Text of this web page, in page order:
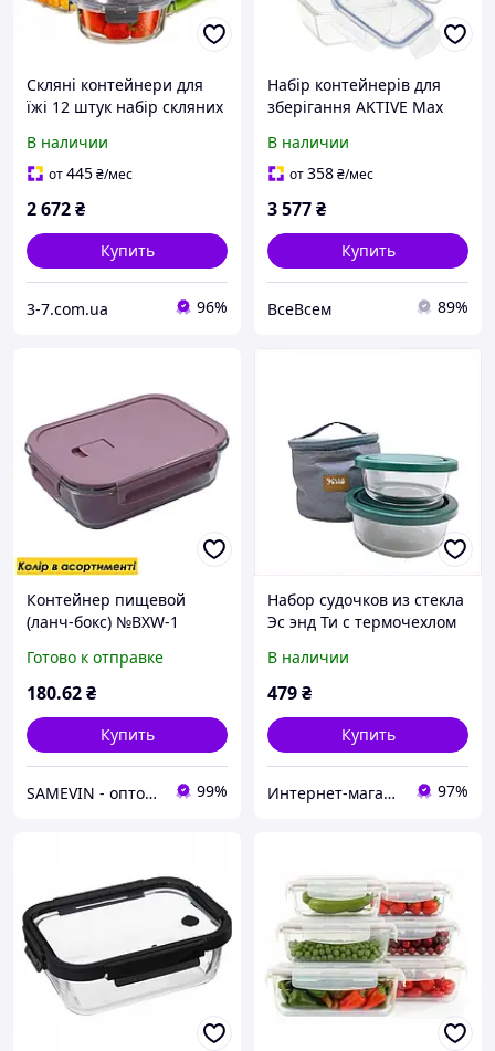
Скляні контейнери для
їжі 12 штук набір скляних
ланчбокс
В наличии
от445₴/мес
2 672₴
Купить
3-7.com.ua 96%
Набір контейнерів для
зберігання AKTIVE Max
скляних контейнерів,
скляні ланч-бокси для
В наличии
от358₴/мес
3 577₴
Купить
ВсеВсем 89%
Контейнер пищевой
(ланч-бокс) №BXW-1
крышка 1040мл,Судочек
пищевой
Готово к отправке
180.62₴
Купить
SAMEVIN - оптово-розничный интернет-магазин 99%
Набор судочков из стекла
Эс энд Ти с термочехлом
В наличии
479₴
Купить
Интернет-магазин RedShift.com.ua 97%